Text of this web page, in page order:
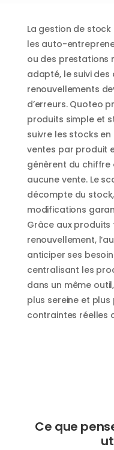
La gestion de
les auto-
ou des prestations
adapté, le suivi
renouvellements
d’erreurs. Quoteo
produits simple et
suivre les stocks
ventes par produit
génèrent du chiffre
aucune vente. Le
décompte du
modifications
Grâce aux
renouvellement,
anticiper ses
centralisant les
dans un même
plus sereine et
contraintes réelles
Ce que